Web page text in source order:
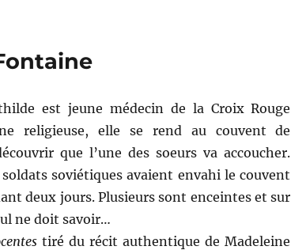
est jeune médecin de la Croix Rouge
religieuse, elle se rend au couvent de
que l’une des soeurs va accoucher.
soviétiques avaient envahi le couvent
deux jours. Plusieurs sont enceintes et sur
ne doit savoir…
tiré du récit authentique de Madeleine